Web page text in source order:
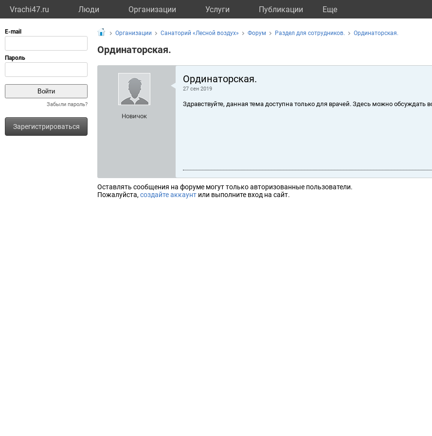
Vrachi47.ru Люди Организации Услуги Публикации Eще
Забыли пароль?
Зарегистрироваться
Организации Санаторий «Лесной воздух» Форум Раздел для сотрудников. Ординаторская.
Ординаторская.
Новичок
Ординаторская.
27 сен 2019
Здравствуйте, данная тема доступна только для врачей. Здесь можно обсуждать
Оставлять сообщения на форуме могут только авторизованные пользователи.
Пожалуйста, создайте аккаунт или выполните вход на сайт.